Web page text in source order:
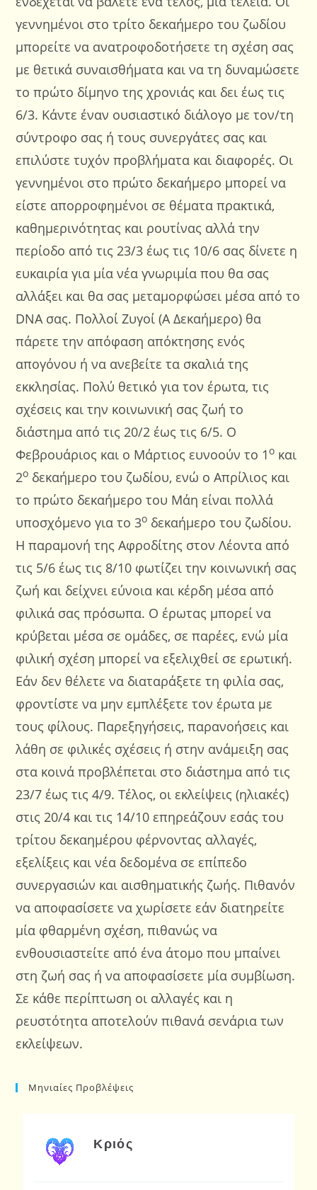
γεννημένοι στο τρίτο δεκαήμερο του ζωδίου
μπορείτε να ανατροφοδοτήσετε τη σχέση σας
με θετικά συναισθήματα και να τη δυναμώσετε
το πρώτο δίμηνο της χρονιάς και δει έως τις
6/3. Κάντε έναν ουσιαστικό διάλογο με τον/τη
σύντροφο σας ή τους συνεργάτες σας και
επιλύστε τυχόν προβλήματα και διαφορές. Οι
γεννημένοι στο πρώτο δεκαήμερο μπορεί να
είστε απορροφημένοι σε θέματα πρακτικά,
καθημερινότητας και ρουτίνας αλλά την
περίοδο από τις 23/3 έως τις 10/6 σας δίνετε η
ευκαιρία για μία νέα γνωριμία που θα σας
αλλάξει και θα σας μεταμορφώσει μέσα από το
DNA σας. Πολλοί Ζυγοί (Α Δεκαήμερο) θα
πάρετε την απόφαση απόκτησης ενός
απογόνου ή να ανεβείτε τα σκαλιά της
εκκλησίας. Πολύ θετικό για τον έρωτα, τις
σχέσεις και την κοινωνική σας ζωή το
διάστημα από τις 20/2 έως τις 6/5. Ο
Φεβρουάριος και ο Μάρτιος ευνοούν το 1ο και
2ο δεκαήμερο του ζωδίου, ενώ ο Απρίλιος και
το πρώτο δεκαήμερο του Μάη είναι πολλά
υποσχόμενο για το 3ο δεκαήμερο του ζωδίου.
Η παραμονή της Αφροδίτης στον Λέοντα από
τις 5/6 έως τις 8/10 φωτίζει την κοινωνική σας
ζωή και δείχνει εύνοια και κέρδη μέσα από
φιλικά σας πρόσωπα. Ο έρωτας μπορεί να
κρύβεται μέσα σε ομάδες, σε παρέες, ενώ μία
φιλική σχέση μπορεί να εξελιχθεί σε ερωτική.
Εάν δεν θέλετε να διαταράξετε τη φιλία σας,
φροντίστε να μην εμπλέξετε τον έρωτα με
τους φίλους. Παρεξηγήσεις, παρανοήσεις και
λάθη σε φιλικές σχέσεις ή στην ανάμειξη σας
στα κοινά προβλέπεται στο διάστημα από τις
23/7 έως τις 4/9. Τέλος, οι εκλείψεις (ηλιακές)
στις 20/4 και τις 14/10 επηρεάζουν εσάς του
τρίτου δεκαημέρου φέρνοντας αλλαγές,
εξελίξεις και νέα δεδομένα σε επίπεδο
συνεργασιών και αισθηματικής ζωής. Πιθανόν
να αποφασίσετε να χωρίσετε εάν διατηρείτε
μία φθαρμένη σχέση, πιθανώς να
ενθουσιαστείτε από ένα άτομο που μπαίνει
στη ζωή σας ή να αποφασίσετε μία συμβίωση.
Σε κάθε περίπτωση οι αλλαγές και η
ρευστότητα αποτελούν πιθανά σενάρια των
εκλείψεων.
Μηνιαίες Προβλέψεις
Κριός